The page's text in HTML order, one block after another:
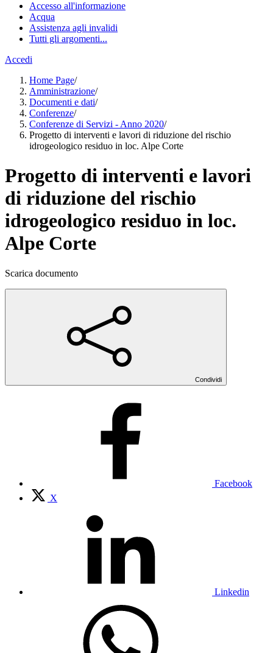
Accesso all'informazione
Acqua
Assistenza agli invalidi
Tutti gli argomenti...
Accedi
Home Page/
Amministrazione/
Documenti e dati/
Conferenze/
Conferenze di Servizi - Anno 2020/
Progetto di interventi e lavori di riduzione del rischio
idrogeologico residuo in loc. Alpe Corte
Progetto di interventi e lavori
di riduzione del rischio
idrogeologico residuo in loc.
Alpe Corte
Scarica documento
Condividi
Facebook
X
Linkedin